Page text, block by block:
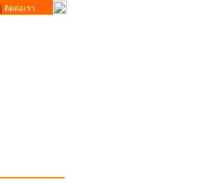
ติดต่อเรา